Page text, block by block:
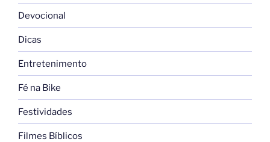
Devocional
Dicas
Entretenimento
Fé na Bike
Festividades
Filmes Bíblicos